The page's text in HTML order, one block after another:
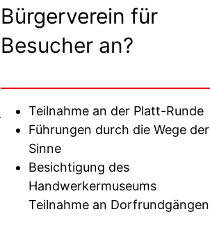
Bürgerverein für
Besucher an?
Teilnahme an der Platt-Runde
Führungen durch die Wege der
Sinne
Besichtigung des
Handwerkermuseums
Teilnahme an Dorfrundgängen